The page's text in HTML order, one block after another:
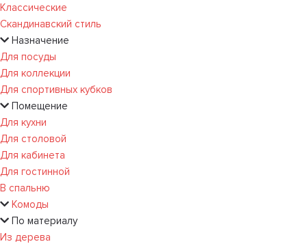
Классические
Скандинавский стиль
Назначение
Для посуды
Для коллекции
Для спортивных кубков
Помещение
Для кухни
Для столовой
Для кабинета
Для гостинной
В спальню
Комоды
По материалу
Из дерева